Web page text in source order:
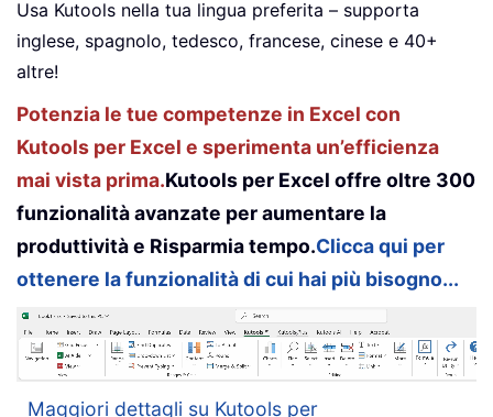
Usa Kutools nella tua lingua preferita – supporta
inglese, spagnolo, tedesco, francese, cinese e 40+
altre!
Potenzia le tue competenze in Excel con
Kutools per Excel e sperimenta un’efficienza
mai vista prima.Kutools per Excel offre oltre 300
funzionalità avanzate per aumentare la
produttività e Risparmia tempo.Clicca qui per
ottenere la funzionalità di cui hai più bisogno...
Maggiori dettagli su Kutools per